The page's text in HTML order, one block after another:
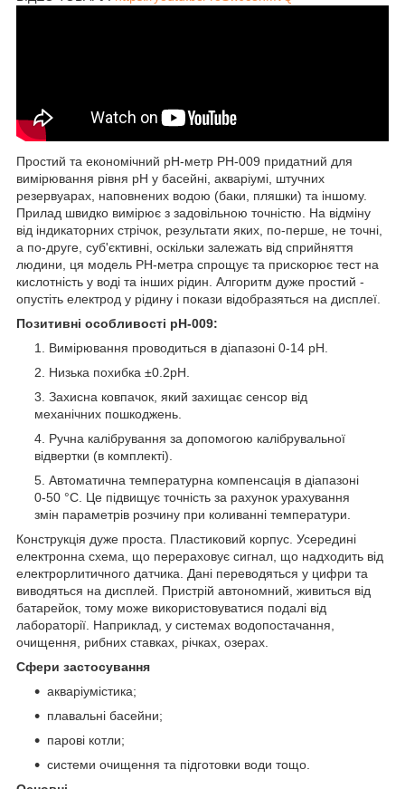
Простий та економічний рН-метр РН-009 придатний для
вимірювання рівня рН у басейні, акваріумі, штучних
резервуарах, наповнених водою (баки, пляшки) та іншому.
Прилад швидко вимірює з задовільною точністю. На відміну
від індикаторних стрічок, результати яких, по-перше, не точні,
а по-друге, суб'єктивні, оскільки залежать від сприйняття
людини, ця модель РН-метра спрощує та прискорює тест на
кислотність у воді та інших рідин. Алгоритм дуже простий -
опустіть електрод у рідину і покази відобразяться на дисплеї.
Позитивні особливості рН-009:
Вимірювання проводиться в діапазоні 0-14 рН.
Низька похибка ±0.2рН.
Захисна ковпачок, який захищає сенсор від
механічних пошкоджень.
Ручна калібрування за допомогою калібрувальної
відвертки (в комплекті).
Автоматична температурна компенсація в діапазоні
0-50 °C. Це підвищує точність за рахунок урахування
змін параметрів розчину при коливанні температури.
Конструкція дуже проста. Пластиковий корпус. Усередині
електронна схема, що перераховує сигнал, що надходить від
електрорлитичного датчика. Дані переводяться у цифри та
виводяться на дисплей. Пристрій автономний, живиться від
батарейок, тому може використовуватися подалі від
лабораторії. Наприклад, у системах водопостачання,
очищення, рибних ставках, річках, озерах.
Сфери застосування
акваріумістика;
плавальні басейни;
парові котли;
системи очищення та підготовки води тощо.